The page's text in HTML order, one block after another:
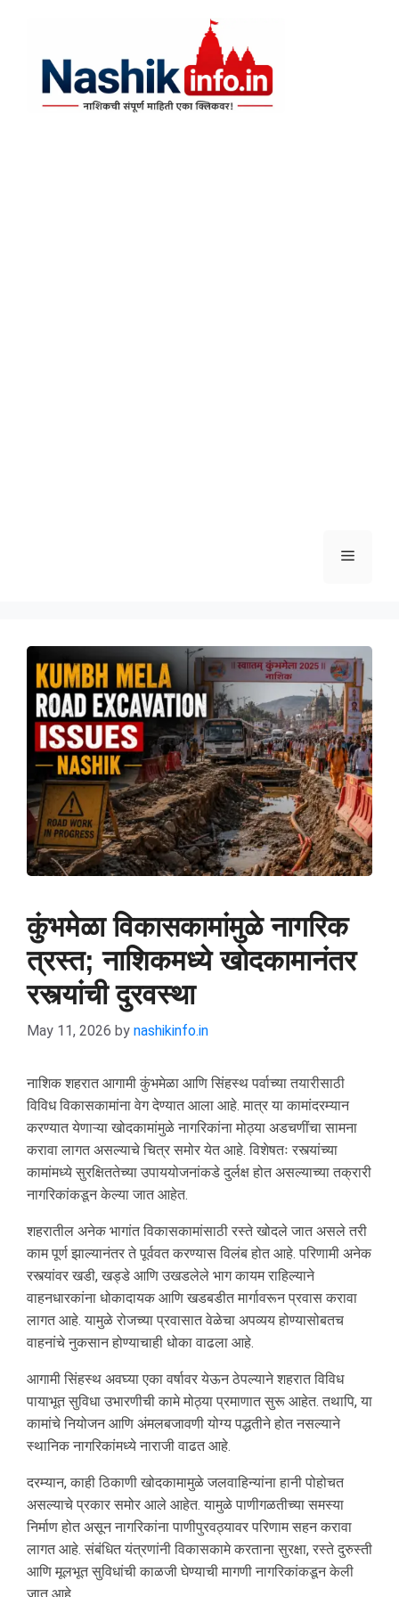
कुंभमेळा विकासकामांमुळे नागरिक
त्रस्त; नाशिकमध्ये खोदकामानंतर
रस्त्यांची दुरवस्था
May 11, 2026 by nashikinfo.in
नाशिक शहरात आगामी कुंभमेळा आणि सिंहस्थ पर्वाच्या तयारीसाठी
विविध विकासकामांना वेग देण्यात आला आहे. मात्र या कामांदरम्यान
करण्यात येणाऱ्या खोदकामांमुळे नागरिकांना मोठ्या अडचणींचा सामना
करावा लागत असल्याचे चित्र समोर येत आहे. विशेषतः रस्त्यांच्या
कामांमध्ये सुरक्षिततेच्या उपाययोजनांकडे दुर्लक्ष होत असल्याच्या तक्रारी
नागरिकांकडून केल्या जात आहेत.
शहरातील अनेक भागांत विकासकामांसाठी रस्ते खोदले जात असले तरी
काम पूर्ण झाल्यानंतर ते पूर्ववत करण्यास विलंब होत आहे. परिणामी अनेक
रस्त्यांवर खडी, खड्डे आणि उखडलेले भाग कायम राहिल्याने
वाहनधारकांना धोकादायक आणि खडबडीत मार्गावरून प्रवास करावा
लागत आहे. यामुळे रोजच्या प्रवासात वेळेचा अपव्यय होण्यासोबतच
वाहनांचे नुकसान होण्याचाही धोका वाढला आहे.
आगामी सिंहस्थ अवघ्या एका वर्षावर येऊन ठेपल्याने शहरात विविध
पायाभूत सुविधा उभारणीची कामे मोठ्या प्रमाणात सुरू आहेत. तथापि, या
कामांचे नियोजन आणि अंमलबजावणी योग्य पद्धतीने होत नसल्याने
स्थानिक नागरिकांमध्ये नाराजी वाढत आहे.
दरम्यान, काही ठिकाणी खोदकामामुळे जलवाहिन्यांना हानी पोहोचत
असल्याचे प्रकार समोर आले आहेत. यामुळे पाणीगळतीच्या समस्या
निर्माण होत असून नागरिकांना पाणीपुरवठ्यावर परिणाम सहन करावा
लागत आहे. संबंधित यंत्रणांनी विकासकामे करताना सुरक्षा, रस्ते दुरुस्ती
आणि मूलभूत सुविधांची काळजी घेण्याची मागणी नागरिकांकडून केली